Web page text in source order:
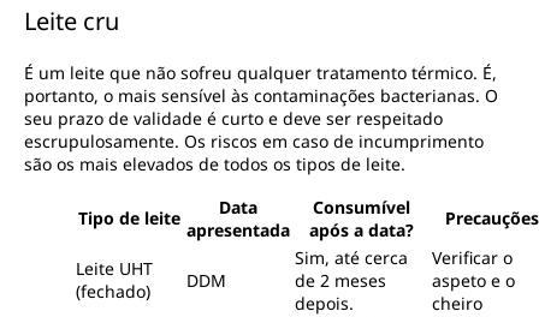
Leite cru
É um leite que não sofreu qualquer tratamento térmico. É,
portanto, o mais sensível às contaminações bacterianas. O
seu prazo de validade é curto e deve ser respeitado
escrupulosamente. Os riscos em caso de incumprimento
são os mais elevados de todos os tipos de leite.
Tipo de leite
Data
apresentada
Consumível
após a data?
Precauções
Leite UHT
(fechado)
DDM
Sim, até cerca
de 2 meses
depois.
Verificar o
aspeto e o
cheiro